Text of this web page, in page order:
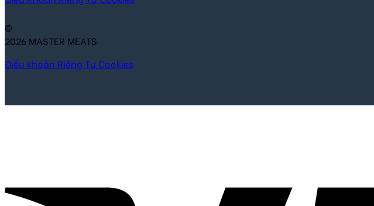
©
2026 MASTER MEATS
Điều khoản Riêng Tư Cookies